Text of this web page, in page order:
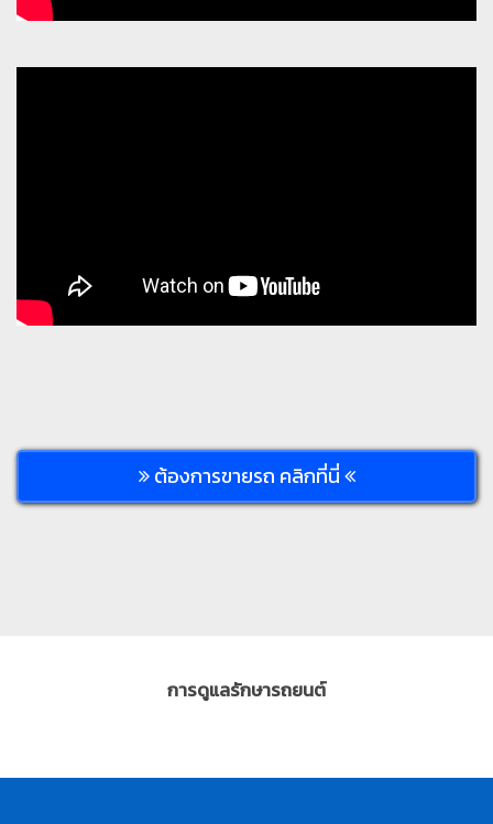
ต้องการขายรถ คลิกที่นี่
การดูแลรักษารถยนต์